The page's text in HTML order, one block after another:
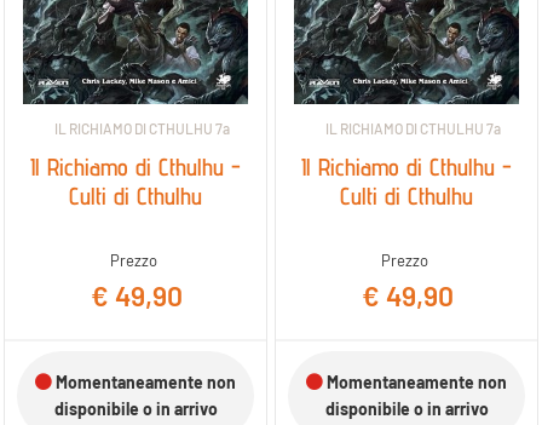
IL RICHIAMO DI CTHULHU 7a
Il Richiamo di Cthulhu -
Culti di Cthulhu
Prezzo
€ 49,90
Momentaneamente non
disponibile o in arrivo
IL RICHIAMO DI CTHULHU 7a
Il Richiamo di Cthulhu -
Culti di Cthulhu
Prezzo
€ 49,90
Momentaneamente non
disponibile o in arrivo